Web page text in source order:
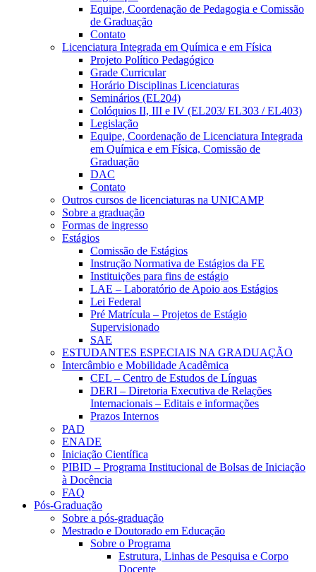
Equipe, Coordenação de Pedagogia e Comissão
de Graduação
Contato
Licenciatura Integrada em Química e em Física
Projeto Político Pedagógico
Grade Curricular
Horário Disciplinas Licenciaturas
Seminários (EL204)
Colóquios II, III e IV (EL203/ EL303 / EL403)
Legislação
Equipe, Coordenação de Licenciatura Integrada
em Química e em Física, Comissão de
Graduação
DAC
Contato
Outros cursos de licenciaturas na UNICAMP
Sobre a graduação
Formas de ingresso
Estágios
Comissão de Estágios
Instrução Normativa de Estágios da FE
Instituições para fins de estágio
LAE – Laboratório de Apoio aos Estágios
Lei Federal
Pré Matrícula – Projetos de Estágio
Supervisionado
SAE
ESTUDANTES ESPECIAIS NA GRADUAÇÃO
Intercâmbio e Mobilidade Acadêmica
CEL – Centro de Estudos de Línguas
DERI – Diretoria Executiva de Relações
Internacionais – Editais e informações
Prazos Internos
PAD
ENADE
Iniciação Científica
PIBID – Programa Institucional de Bolsas de Iniciação
à Docência
FAQ
Pós-Graduação
Sobre a pós-graduação
Mestrado e Doutorado em Educação
Sobre o Programa
Estrutura, Linhas de Pesquisa e Corpo
Docente